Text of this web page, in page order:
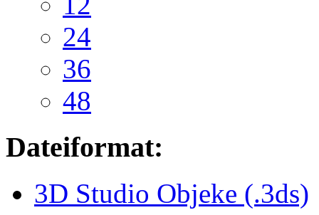
24
36
48
Dateiformat:
3D Studio Objeke (.3ds)